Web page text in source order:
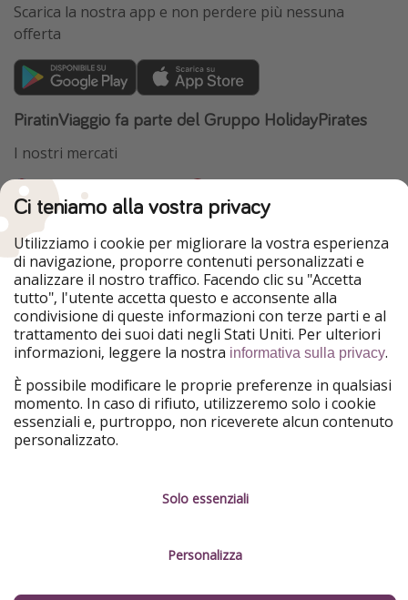
Scarica la nostra app e non perdere più nessuna
offerta
PiratinViaggio fa parte del Gruppo HolidayPirates
I nostri mercati
HolidayPirates
WakacyjniPiraci
VoyagesPirates
Ferienpiraten
Urlaubspiraten
Urlaubspiraten
ViajerosPiratas
TravelPirates
Il nostro gruppo
HolidayPirates Group
Conoscici meglio
Chi siamo
Lavora con noi
Informazioni legali
Termini d' Uso
Informativa sulla privacy
Gestione dei servizi
Ci teniamo alla vostra privacy
Utilizziamo i cookie per migliorare la vostra esperienza
di navigazione, proporre contenuti personalizzati e
analizzare il nostro traffico. Facendo clic su "Accetta
tutto", l'utente accetta questo e acconsente alla
condivisione di queste informazioni con terze parti e al
trattamento dei suoi dati negli Stati Uniti. Per ulteriori
informazioni, leggere la nostra informativa sulla privacy.
È possibile modificare le proprie preferenze in qualsiasi
momento. In caso di rifiuto, utilizzeremo solo i cookie
essenziali e, purtroppo, non riceverete alcun contenuto
personalizzato.
Solo essenziali
Personalizza